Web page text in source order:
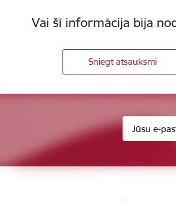
Vai šī informācija bija
Sniegt atsauksmi